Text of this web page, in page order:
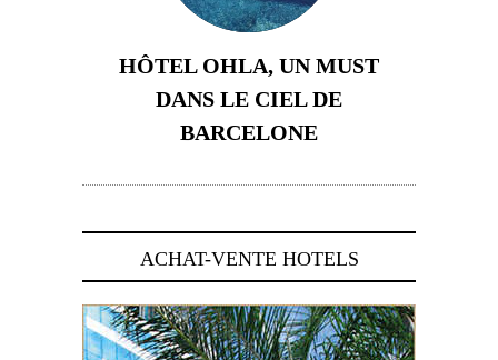
HÔTEL OHLA, UN MUST
DANS LE CIEL DE
BARCELONE
ACHAT-VENTE HOTELS